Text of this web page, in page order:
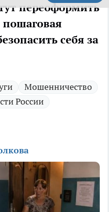
переоформить
себя за
Мошенничество
России